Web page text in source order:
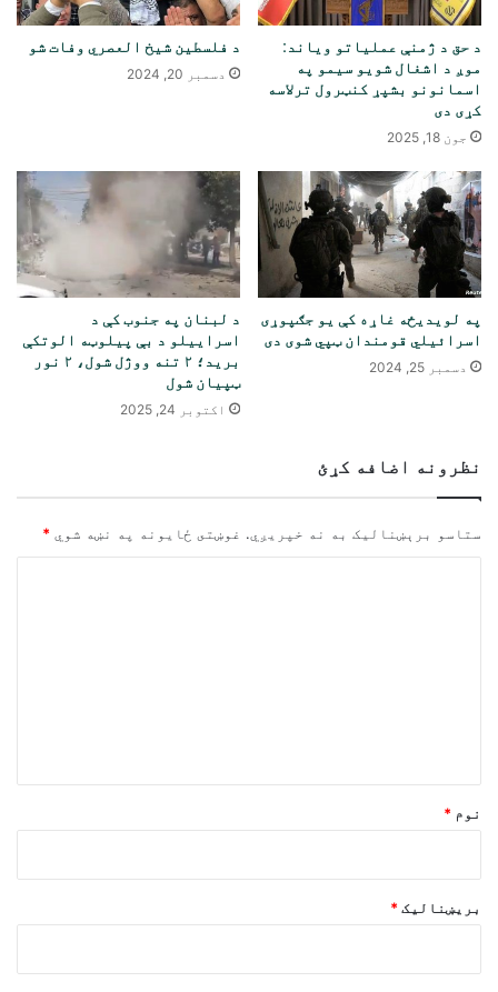
د حق د ژمنې عملیاتو ویاند:
موږ د اشغال شویو سیمو په
اسمانونو بشپړ کنټرول ترلاسه
کړی دی
جون 18, 2025
د فلسطین شیخ العصري وفات شو
دسمبر 20, 2024
په لویدیځه غاړه کې یو جګپوړی
اسرائیلي قومندان ټپي شوی دی
دسمبر 25, 2024
د لبنان په جنوب کې د
اسراییلو د بې پیلوټه الوتکې
برید؛ ۲ تنه ووژل شول، ۲ نور
ټپیان شول
اکتوبر 24, 2025
نظرونه اضافه کړئ
ستاسو برېښناليک به نه خپريږي. غوښتى ځایونه په نښه شوي *
نوم *
بریښنالیک *